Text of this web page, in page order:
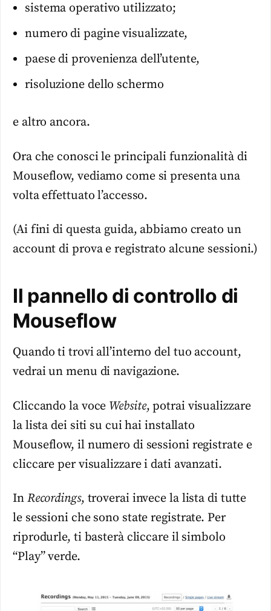
sistema operativo utilizzato;
numero di pagine visualizzate,
paese di provenienza dell’utente,
risoluzione dello schermo
e altro ancora.
Ora che conosci le principali funzionalità di
Mouseflow, vediamo come si presenta una
volta effettuato l’accesso.
(Ai fini di questa guida, abbiamo creato un
account di prova e registrato alcune sessioni.)
Il pannello di controllo di
Mouseflow
Quando ti trovi all’interno del tuo account,
vedrai un menu di navigazione.
Cliccando la voce Website, potrai visualizzare
la lista dei siti su cui hai installato
Mouseflow, il numero di sessioni registrate e
cliccare per visualizzare i dati avanzati.
In Recordings, troverai invece la lista di tutte
le sessioni che sono state registrate. Per
riprodurle, ti basterà cliccare il simbolo
“Play” verde.